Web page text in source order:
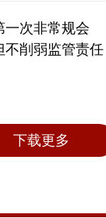
一次非常规会
不削弱监管责任
下载更多